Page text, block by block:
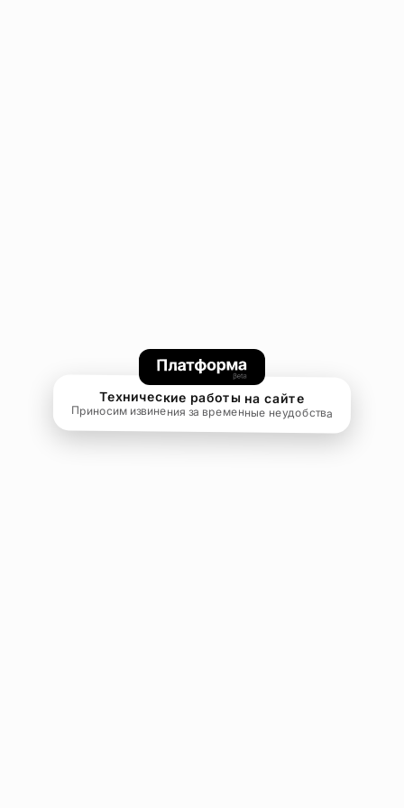
Технические работы на сайте
Приносим извинения за временные неудобства